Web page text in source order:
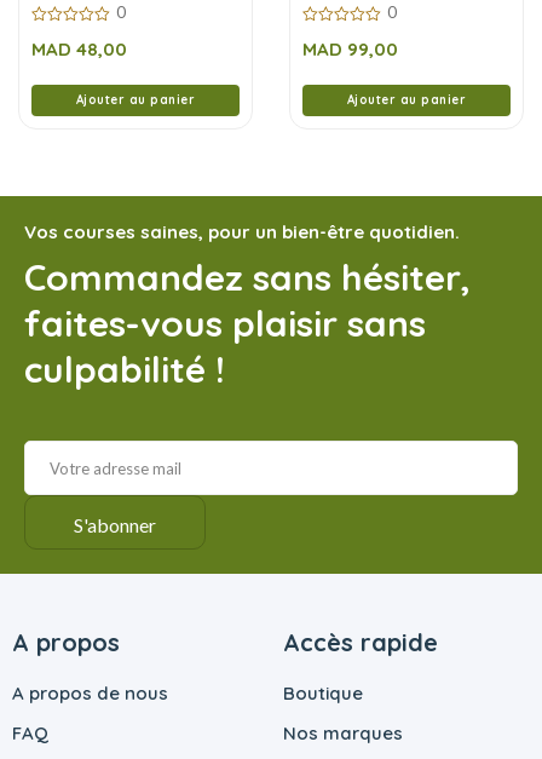
sur
0
MAD 48,00
Ajouter au panier
sur
0
MAD 99,00
Ajouter au panier
Vos courses saines, pour un bien-être quotidien.
Commandez sans hésiter,
faites-vous plaisir sans
culpabilité !
A propos
A propos de nous
FAQ
Accès rapide
Boutique
Nos marques